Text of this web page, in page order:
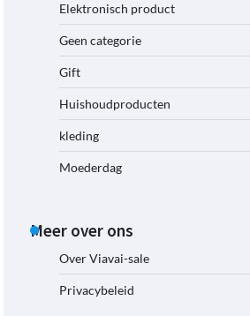
Elektronisch product
Geen categorie
Gift
Huishoudproducten
kleding
Moederdag
Meer over ons
Over Viavai-sale
Privacybeleid